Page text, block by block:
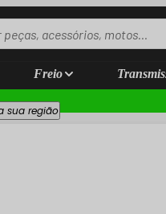
Freio
sua região